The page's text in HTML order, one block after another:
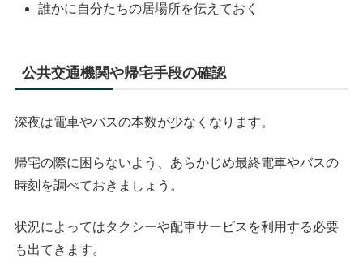
誰かに自分たちの居場所を伝えておく
公共交通機関や帰宅手段の確認
深夜は電車やバスの本数が少なくなります。
帰宅の際に困らないよう、あらかじめ最終電車やバスの
時刻を調べておきましょう。
状況によってはタクシーや配車サービスを利用する必要
も出てきます。